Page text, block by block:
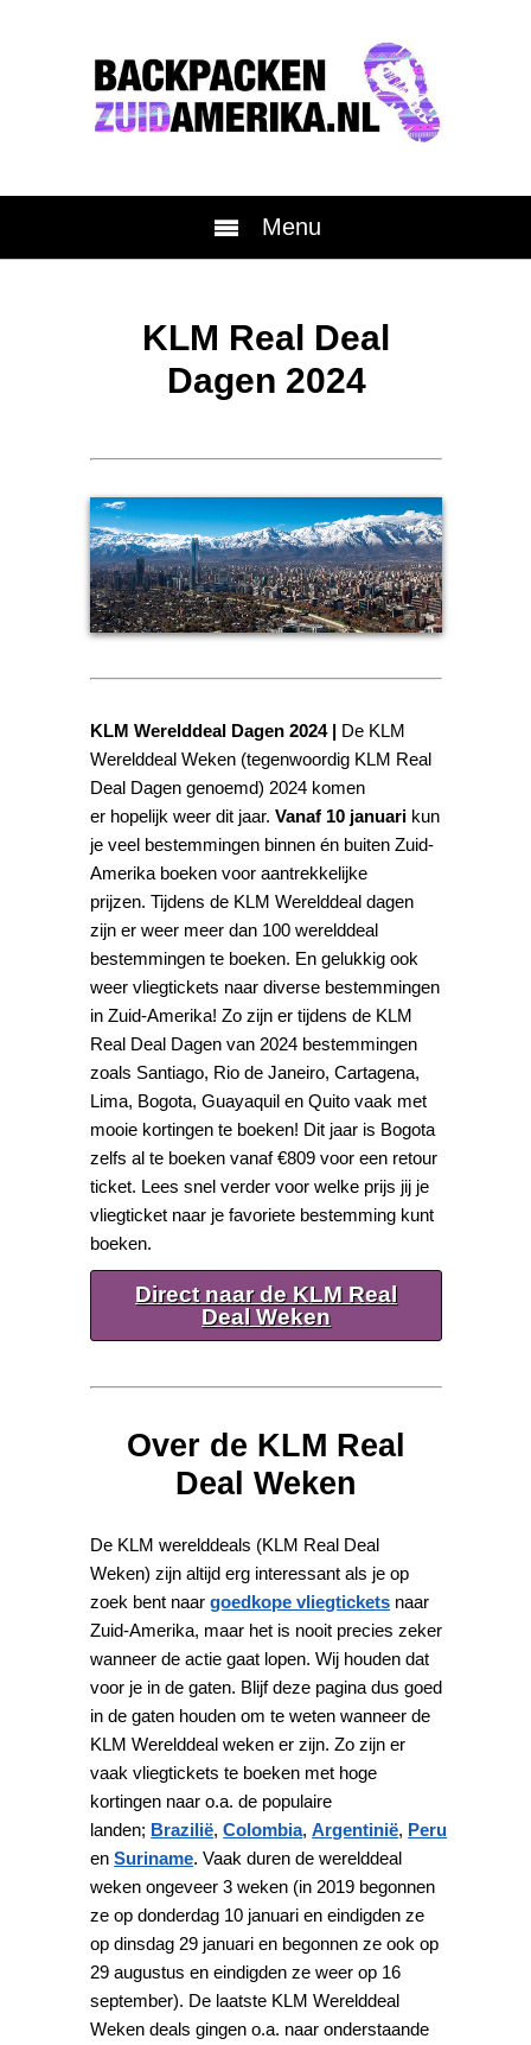
Menu
KLM Real Deal
Dagen 2024
KLM Werelddeal Dagen 2024 | De KLM
Werelddeal Weken (tegenwoordig KLM Real
Deal Dagen genoemd) 2024 komen
er hopelijk weer dit jaar. Vanaf 10 januari kun
je veel bestemmingen binnen én buiten Zuid-
Amerika boeken voor aantrekkelijke
prijzen.Tijdens de KLM Werelddeal dagen
zijn er weer meer dan 100 werelddeal
bestemmingen te boeken. En gelukkig ook
weer vliegtickets naar diverse bestemmingen
in Zuid-Amerika! Zo zijn er tijdens de KLM
Real Deal Dagen van 2024 bestemmingen
zoals Santiago, Rio de Janeiro, Cartagena,
Lima, Bogota, Guayaquil en Quito vaak met
mooie kortingen te boeken! Dit jaar is Bogota
zelfs al te boeken vanaf €809 voor een retour
ticket. Lees snel verder voor welke prijs jij je
vliegticket naar je favoriete bestemming kunt
boeken.
Direct naar de KLM Real
Deal Weken
Over de KLM Real
Deal Weken
De KLM werelddeals (KLM Real Deal
Weken) zijn altijd erg interessant als je op
zoek bent naargoedkope vliegtickets naar
Zuid-Amerika, maar het is nooit precies zeker
wanneer de actie gaat lopen. Wij houden dat
voor je in de gaten. Blijf deze pagina dus goed
in de gaten houden om te weten wanneer de
KLM Werelddeal weken er zijn. Zo zijn er
vaak vliegtickets te boeken met hoge
kortingen naar o.a. de populaire
landen; Brazilië,Colombia,Argentinië, Peru
enSuriname. Vaak duren de werelddeal
weken ongeveer 3 weken (in 2019 begonnen
ze op donderdag 10 januari en eindigden ze
op dinsdag 29 januari en begonnen ze ook op
29 augustus en eindigden ze weer op 16
september). De laatste KLM Werelddeal
Weken deals gingen o.a. naar onderstaande